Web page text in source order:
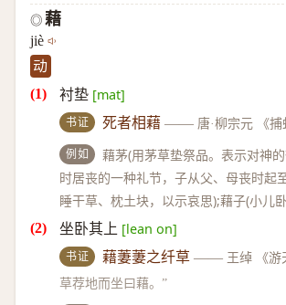
◎ 藉
jiè
动
衬垫 [mat]
书证 死者相藉 —— 唐·柳宗元 《捕
例如
藉茅(用茅草垫祭品。表示对神
时居丧的一种礼节，子从父、母丧时起
睡干草、枕土块，以示哀思);藉子(小儿
坐卧其上 [lean on]
书证 藉萋萋之纤草 —— 王绰 《游
草荐地而坐曰藉。”